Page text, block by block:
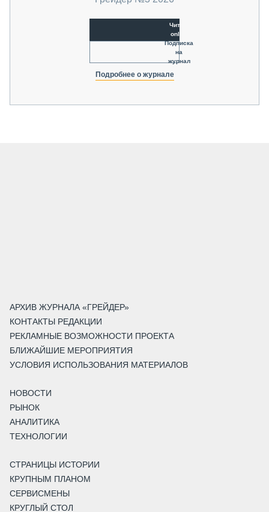
Читать
online
Подписка
на
журнал
Подробнее о журнале
АРХИВ ЖУРНАЛА «ГРЕЙДЕР»
КОНТАКТЫ РЕДАКЦИИ
РЕКЛАМНЫЕ ВОЗМОЖНОСТИ ПРОЕКТА
БЛИЖАЙШИЕ МЕРОПРИЯТИЯ
УСЛОВИЯ ИСПОЛЬЗОВАНИЯ МАТЕРИАЛОВ
НОВОСТИ
РЫНОК
АНАЛИТИКА
ТЕХНОЛОГИИ
СТРАНИЦЫ ИСТОРИИ
КРУПНЫМ ПЛАНОМ
СЕРВИСМЕНЫ
КРУГЛЫЙ СТОЛ